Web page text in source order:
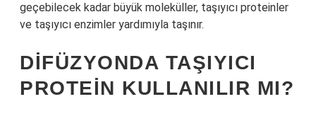
geçebilecek kadar büyük moleküller, taşıyıcı proteinler
ve taşıyıcı enzimler yardımıyla taşınır.
DIFÜZYONDA TAŞIYICI
PROTEIN KULLANILIR MI?